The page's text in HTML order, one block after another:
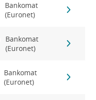
Bankomat
(Euronet)
Bankomat
(Euronet)
Bankomat
(Euronet)